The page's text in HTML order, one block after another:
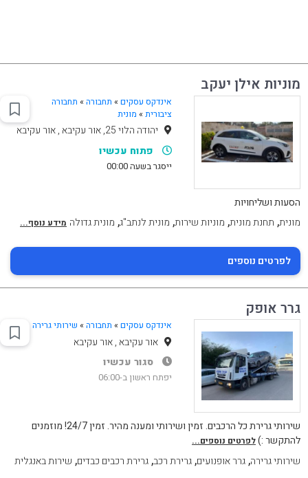
מוניות אילן יעקב
אינדקס עסקים » תחבורה» תחבורה
ציבורית» מונית
יהודה הלוי 25, אור עקיבא , אור עקיבא
פתוח עכשיו
ייסגר בשעה 00:00
הסעות ושליחויות
מונית, תחנת מונית, מוניות שירות, מונית לנתב"ג, מונית גדולה מידע נוסף...
לפרטים נוספים
גרר אופק
אינדקס עסקים » תחבורה» שירותי גרירה
אור עקיבא , אור עקיבא
סגור עכשיו
יפתח ראשון ב-06:00
שירותי גרירת כל הרכבים. זמין ושירותי ומענה מהיר. זמין 24/7! מוזמנים
להתקשר :)לפרטים נוספים...
שירותי גרירה,גרר אופנועים,גרירת רכב,גרירת רכבים כבדים, שירות באנגלית